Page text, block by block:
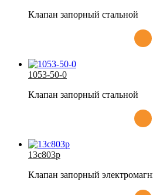
Клапан запорный стальной
1053-50-0
Клапан запорный стальной
13с803р
Клапан запорный